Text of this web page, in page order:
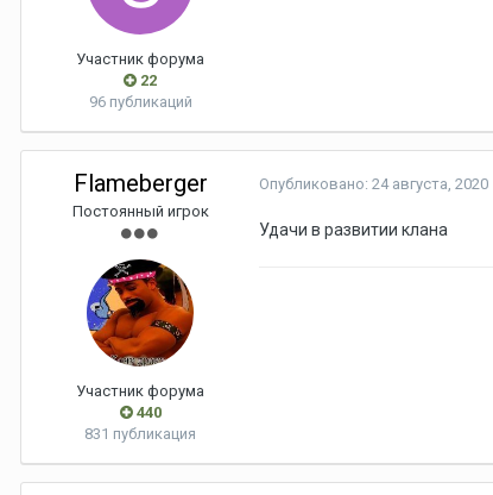
Участник форума
22
96 публикаций
Flameberger
Постоянный игрок
Участник форума
440
831 публикация
Опубликовано: 24 августа, 2020
Удачи в развитии клана